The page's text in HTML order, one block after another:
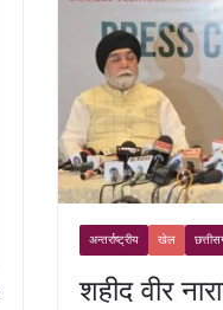
अन्तर्राष्ट्रीय खेल
शहीद वीर